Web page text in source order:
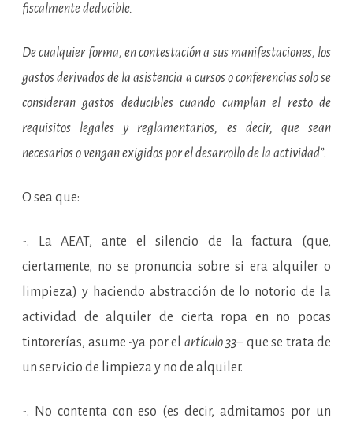
fiscalmente deducible.
De cualquier forma, en contestación a sus manifestaciones, los
gastos derivados de la asistencia a cursos o conferencias solo se
consideran gastos deducibles cuando cumplan el resto de
requisitos legales y reglamentarios, es decir, que sean
necesarios o vengan exigidos por el desarrollo de la actividad”.
O sea que:
-. La AEAT, ante el silencio de la factura (que,
ciertamente, no se pronuncia sobre si era alquiler o
limpieza) y haciendo abstracción de lo notorio de la
actividad de alquiler de cierta ropa en no pocas
tintorerías, asume -ya por el artículo 33– que se trata de
un servicio de limpieza y no de alquiler.
-. No contenta con eso (es decir, admitamos por un